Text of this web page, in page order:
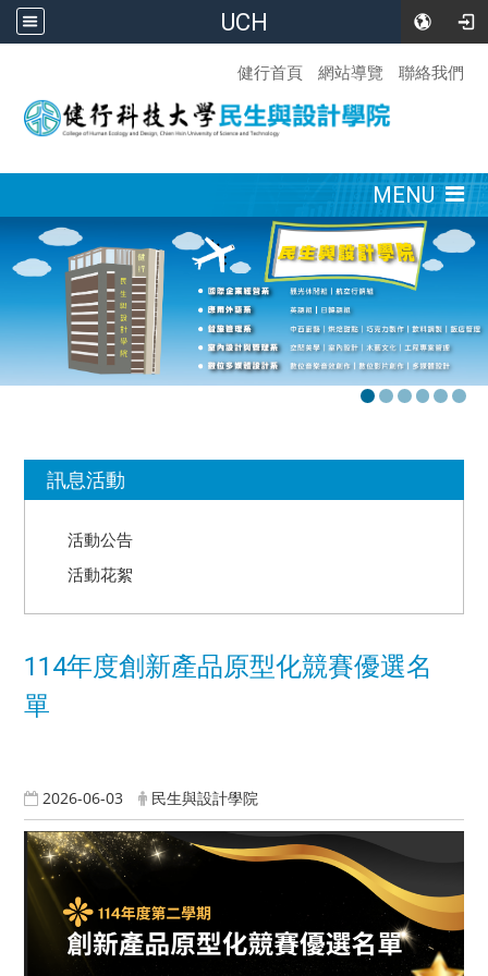
UCH
健行首頁 網站導覽 聯絡我們
MENU
訊息活動
活動公告
活動花絮
114年度創新產品原型化競賽優選名
單
2026-06-03 民生與設計學院